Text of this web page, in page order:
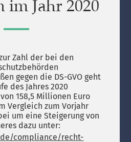
im Jahr 2020
Zahl der bei den
gegen die DS-GVO geht
des Jahres 2020
158,5 Millionen Euro
Vergleich zum Vorjahr
um eine Steigerung von
dazu unter:
compliance/recht-